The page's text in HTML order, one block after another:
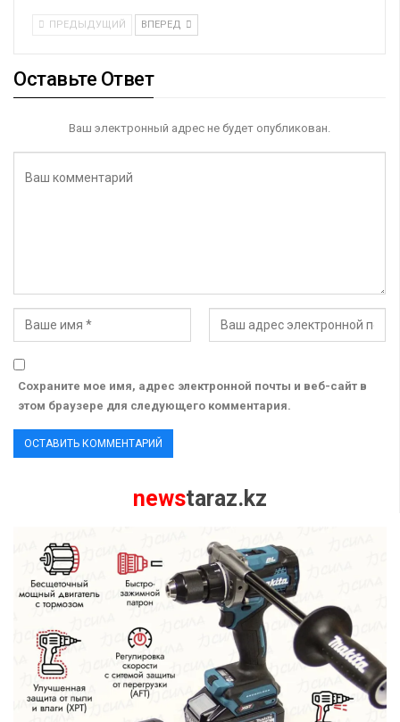
ПРЕДЫДУЩИЙ ВПЕРЕД
Оставьте Ответ
Ваш электронный адрес не будет опубликован.
Сохраните мое имя, адрес электронной почты и веб-сайт в
этом браузере для следующего комментария.
newstaraz.kz